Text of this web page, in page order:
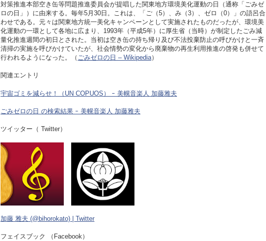
対策推進本部空き缶等問題推進委員会が提唱した関東地方環境美化運動の日（通称「ごみゼ
ロの日」）に由来する。毎年5月30日。これは、「ご（5）、み（3）、ゼロ（0）」の語呂合
わせである。元々は関東地方統一美化キャンペーンとして実施されたものだったが、環境美
化運動の一環として各地に広まり、1993年（平成5年）に厚生省（当時）が制定したごみ減
量化推進週間の初日とされた。当初は空き缶の持ち帰り及び不法投棄防止の呼びかけと一斉
清掃の実施を呼びかけていたが、社会情勢の変化から廃棄物の再生利用推進の啓発も併せて
行われるようになった。（ ごみゼロの日 – Wikipedia）
関連エントリ
宇宙ゴミを減らせ！（UN COPUOS） ｰ 美幌音楽人 加藤雅夫
ごみゼロの日 の検索結果 ｰ 美幌音楽人 加藤雅夫
ツイッター（ Twitter）
加藤 雅夫 (@bihorokato) | Twitter
フェイスブック （Facebook）